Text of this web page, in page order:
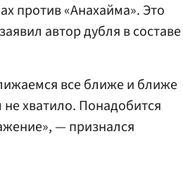
против «Анахайма». Это
автор дубля в составе
все ближе и ближе
хватило. Понадобится
— признался